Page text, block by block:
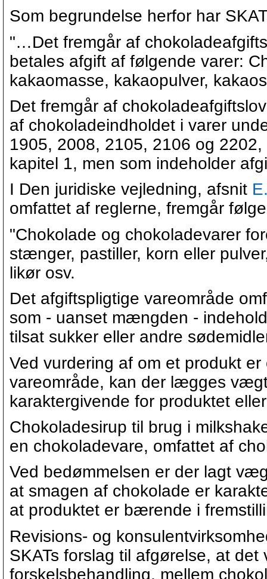
Som begrundelse herfor har
"…Det fremgår af
betales afgift af følgende varer:
kakaomasse, kakaopulver,
Det fremgår af
af chokoladeindholdet i varer
1905, 2008, 2105, 2106 og
kapitel 1, men som indeholder
I Den juridiske vejledning, afsnit
omfattet af reglerne, fremgår
"Chokolade og chokoladevarer
stænger, pastiller, korn eller
likør osv.
Det afgiftspligtige vareområde
som - uanset mængden -
tilsat sukker eller andre
Ved vurdering af om et produkt
vareområde, kan der lægges
karaktergivende for produktet
Chokoladesirup til brug i
en chokoladevare, omfattet af
Ved bedømmelsen er der lagt
at smagen af chokolade er
at produktet er bærende i
Revisions- og
SKATs forslag til afgørelse, at
forskelsbehandling, mellem